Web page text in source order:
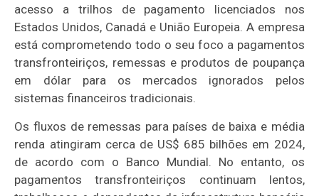
acesso a trilhos de pagamento licenciados nos
Estados Unidos, Canadá e União Europeia. A empresa
está comprometendo todo o seu foco a pagamentos
transfronteiriços, remessas e produtos de poupança
em dólar para os mercados ignorados pelos
sistemas financeiros tradicionais.
Os fluxos de remessas para países de baixa e média
renda atingiram cerca de US$ 685 bilhões em 2024,
de acordo com o Banco Mundial. No entanto, os
pagamentos transfronteiriços continuam lentos,